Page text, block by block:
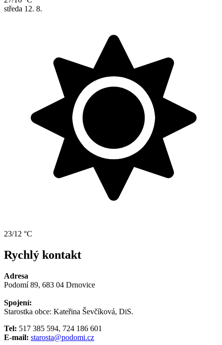
středa 12. 8.
23/12 °C
Rychlý kontakt
Adresa
Podomí 89, 683 04 Drnovice
Spojení:
Starostka obce: Kateřina Ševčíková, DiS.
Tel: 517 385 594, 724 186 601
E-mail: starosta@podomi.cz